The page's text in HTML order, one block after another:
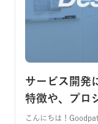
サービス開発
特徴や、プロ
こんにちは！